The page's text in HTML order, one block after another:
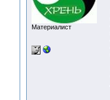
Материалист